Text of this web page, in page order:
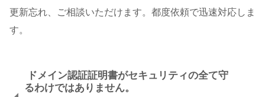
更新忘れ、ご相談いただけます。都度依頼で迅速対応しま
す。
ドメイン認証証明書がセキュリティの全て守
るわけではありません。